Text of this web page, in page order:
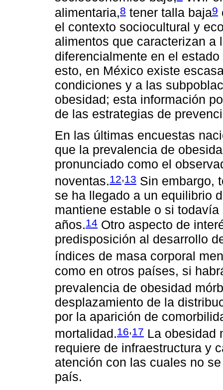
alimentaria,8 tener talla baja9
el contexto sociocultural y
alimentos que caracterizan
diferencialmente en el
esto, en México existe
condiciones y a las
obesidad; esta información
de las estrategias de
En las últimas encuestas
que la prevalencia de
pronunciado como el
noventas.12 13 Sin embargo,
se ha llegado a un equilibrio
mantiene estable o si
años.14 Otro aspecto de
predisposición al desarrollo
índices de masa corporal
como en otros países, si
prevalencia de obesidad
desplazamiento de la
por la aparición de
mortalidad.16,17 La obesidad
requiere de infraestructura y
atención con las cuales no
país.